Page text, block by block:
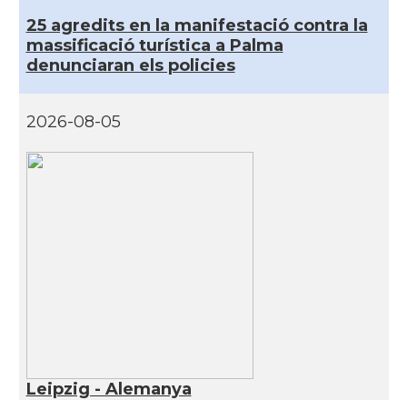
25 agredits en la manifestació contra la
massificació turística a Palma
denunciaran els policies
2026-08-05
Leipzig - Alemanya